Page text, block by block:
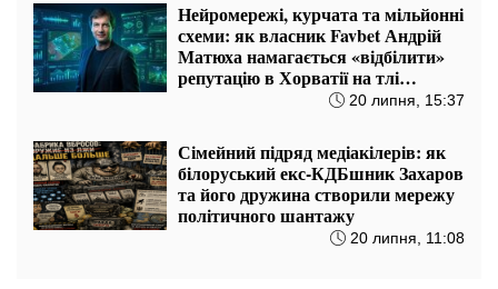
Нейромережі, курчата та мільйонні
схеми: як власник Favbet Андрій
Матюха намагається «відбілити»
репутацію в Хорватії на тлі
гучного розслідування ДБР20 липня, 15:37
Сімейний підряд медіакілерів: як
білоруський екс-КДБшник Захаров
та його дружина створили мережу
політичного шантажу
20 липня, 11:08